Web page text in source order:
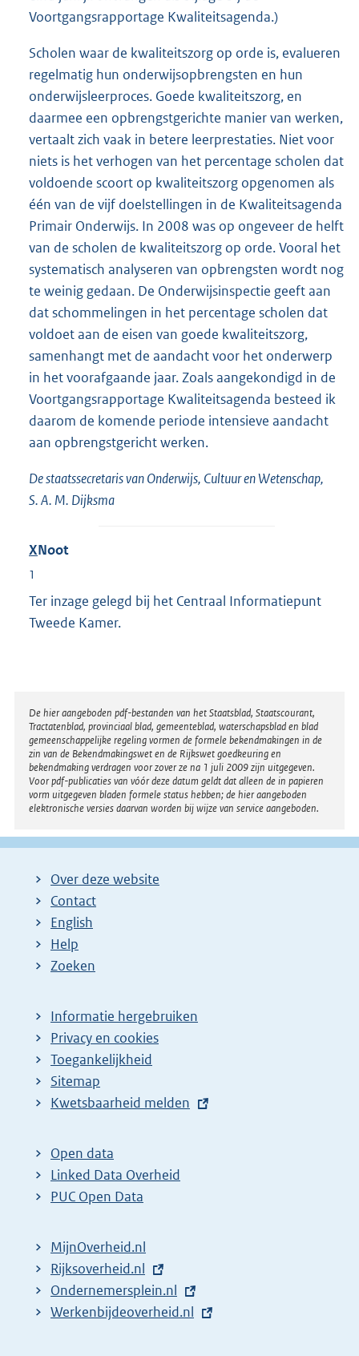
Voortgangsrapportage Kwaliteitsagenda.)
Scholen waar de kwaliteitszorg op orde is, evalueren
regelmatig hun onderwijsopbrengsten en hun
onderwijsleerproces. Goede kwaliteitszorg, en
daarmee een opbrengstgerichte manier van werken,
vertaalt zich vaak in betere leerprestaties. Niet voor
niets is het verhogen van het percentage scholen dat
voldoende scoort op kwaliteitszorg opgenomen als
één van de vijf doelstellingen in de Kwaliteitsagenda
Primair Onderwijs. In 2008 was op ongeveer de helft
van de scholen de kwaliteitszorg op orde. Vooral het
systematisch analyseren van opbrengsten wordt nog
te weinig gedaan. De Onderwijsinspectie geeft aan
dat schommelingen in het percentage scholen dat
voldoet aan de eisen van goede kwaliteitszorg,
samenhangt met de aandacht voor het onderwerp
in het voorafgaande jaar. Zoals aangekondigd in de
Voortgangsrapportage Kwaliteitsagenda besteed ik
daarom de komende periode intensieve aandacht
aan opbrengstgericht werken.
De staatssecretaris van Onderwijs, Cultuur en Wetenschap,
S. A. M. Dijksma
XNoot
1
Ter inzage gelegd bij het Centraal Informatiepunt
Tweede Kamer.
Disclaimer
De hier aangeboden pdf-bestanden van het Staatsblad, Staatscourant,
Tractatenblad, provinciaal blad, gemeenteblad, waterschapsblad en blad
gemeenschappelijke regeling vormen de formele bekendmakingen in de
zin van de Bekendmakingswet en de Rijkswet goedkeuring en
bekendmaking verdragen voor zover ze na 1 juli 2009 zijn uitgegeven.
Voor pdf-publicaties van vóór deze datum geldt dat alleen de in papieren
vorm uitgegeven bladen formele status hebben; de hier aangeboden
elektronische versies daarvan worden bij wijze van service aangeboden.
Over deze website
Contact
English
Help
Zoeken
Informatie hergebruiken
Privacy en cookies
Toegankelijkheid
Sitemap
E
t
e
r
l
i
n
k
Kwetsbaarheid melden
Open data
Linked Data Overheid
PUC Open Data
MijnOverheid.nl
E
x
t
Rijksoverheid.nl
E
x
Ondernemersplein.nl
E
Werkenbijdeoverheid.nl